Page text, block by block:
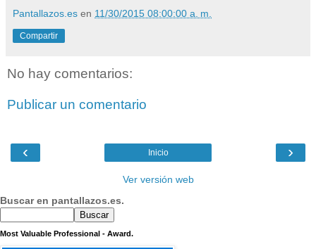
Pantallazos.es en 11/30/2015 08:00:00 a. m.
Compartir
No hay comentarios:
Publicar un comentario
‹ ›
Inicio
Ver versión web
Buscar en pantallazos.es.
Most Valuable Professional - Award.